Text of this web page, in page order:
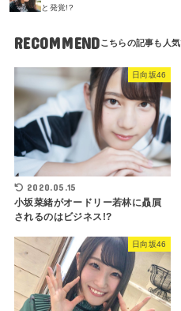
と発覚!?
RECOMMEND
日向坂46
2020.05.15
小坂菜緒がオードリー若林に贔屓
されるのはビジネス!?
日向坂46